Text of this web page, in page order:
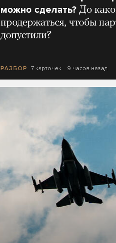
можно сделать? До
продержаться, чтобы
допустили?
РАЗБОР 7 карточек 9 часов назад